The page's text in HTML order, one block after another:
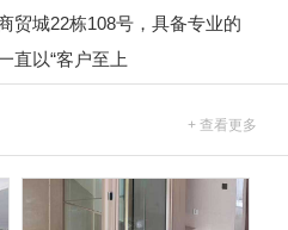
贸城22栋108号，具备专业的
直以“客户至上
+ 查看更多